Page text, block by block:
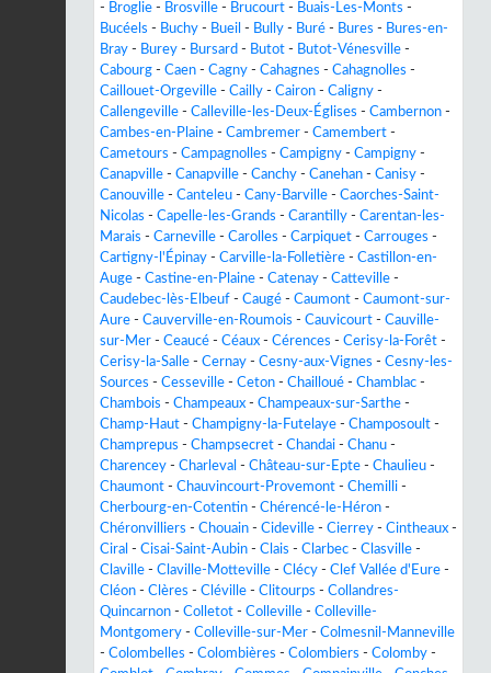
- Broglie - Brosville - Brucourt - Buais-Les-Monts -
Bucéels - Buchy - Bueil - Bully - Buré - Bures - Bures-en-
Bray - Burey - Bursard - Butot - Butot-Vénesville -
Cabourg - Caen - Cagny - Cahagnes - Cahagnolles -
Caillouet-Orgeville - Cailly - Cairon - Caligny -
Callengeville - Calleville-les-Deux-Églises - Cambernon -
Cambes-en-Plaine - Cambremer - Camembert -
Cametours - Campagnolles - Campigny - Campigny -
Canapville - Canapville - Canchy - Canehan - Canisy -
Canouville - Canteleu - Cany-Barville - Caorches-Saint-
Nicolas - Capelle-les-Grands - Carantilly - Carentan-les-
Marais - Carneville - Carolles - Carpiquet - Carrouges -
Cartigny-l'Épinay - Carville-la-Folletière - Castillon-en-
Auge - Castine-en-Plaine - Catenay - Catteville -
Caudebec-lès-Elbeuf - Caugé - Caumont - Caumont-sur-
Aure - Cauverville-en-Roumois - Cauvicourt - Cauville-
sur-Mer - Ceaucé - Céaux - Cérences - Cerisy-la-Forêt -
Cerisy-la-Salle - Cernay - Cesny-aux-Vignes - Cesny-les-
Sources - Cesseville - Ceton - Chailloué - Chamblac -
Chambois - Champeaux - Champeaux-sur-Sarthe -
Champ-Haut - Champigny-la-Futelaye - Champosoult -
Champrepus - Champsecret - Chandai - Chanu -
Charencey - Charleval - Château-sur-Epte - Chaulieu -
Chaumont - Chauvincourt-Provemont - Chemilli -
Cherbourg-en-Cotentin - Chérencé-le-Héron -
Chéronvilliers - Chouain - Cideville - Cierrey - Cintheaux -
Ciral - Cisai-Saint-Aubin - Clais - Clarbec - Clasville -
Claville - Claville-Motteville - Clécy - Clef Vallée d'Eure -
Cléon - Clères - Cléville - Clitourps - Collandres-
Quincarnon - Colletot - Colleville - Colleville-
Montgomery - Colleville-sur-Mer - Colmesnil-Manneville
- Colombelles - Colombières - Colombiers - Colomby -